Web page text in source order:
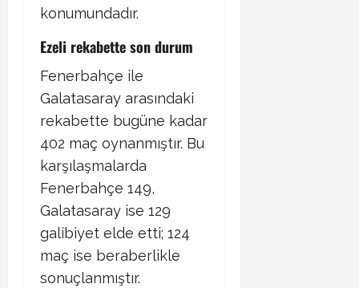
konumundadır. ​
Ezeli rekabette son durum​
Fenerbahçe ile
Galatasaray arasındaki
rekabette bugüne kadar
402 maç oynanmıştır. Bu
karşılaşmalarda
Fenerbahçe 149,
Galatasaray ise 129
galibiyet elde etti; 124
maç ise beraberlikle
sonuçlanmıştır.